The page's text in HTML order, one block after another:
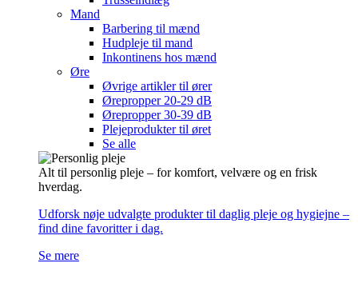
Mand
Barbering til mænd
Hudpleje til mand
Inkontinens hos mænd
Øre
Øvrige artikler til ører
Ørepropper 20-29 dB
Ørepropper 30-39 dB
Plejeprodukter til øret
Se alle
Alt til personlig pleje – for komfort, velvære og en frisk
hverdag.
Udforsk nøje udvalgte produkter til daglig pleje og hygiejne –
find dine favoritter i dag.
Se mere